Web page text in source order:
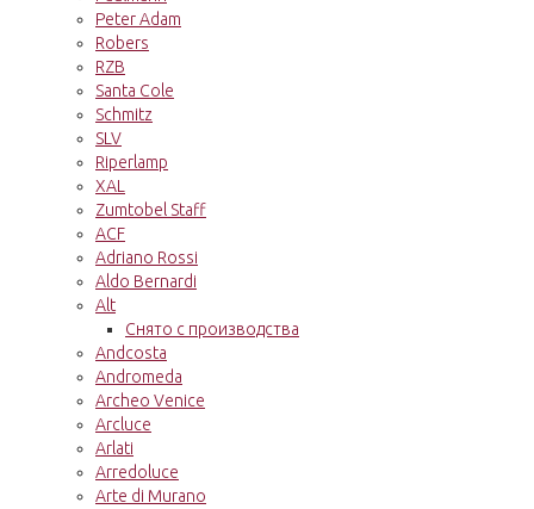
Peter Adam
Robers
RZB
Santa Cole
Schmitz
SLV
Riperlamp
XAL
Zumtobel Staff
ACF
Adriano Rossi
Aldo Bernardi
Alt
Снято с производства
Andcosta
Andromeda
Archeo Venice
Arcluce
Arlati
Arredoluce
Arte di Murano